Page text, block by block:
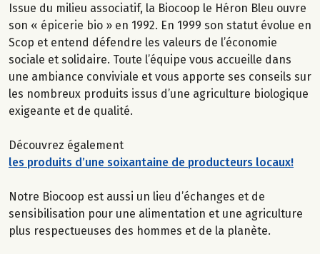
Issue du milieu associatif, la Biocoop le Héron Bleu ouvre
son « épicerie bio » en 1992. En 1999 son statut évolue en
Scop et entend défendre les valeurs de l’économie
sociale et solidaire. Toute l’équipe vous accueille dans
une ambiance conviviale et vous apporte ses conseils sur
les nombreux produits issus d’une agriculture biologique
exigeante et de qualité.
Découvrez également
les produits d’une soixantaine de producteurs locaux!
Notre Biocoop est aussi un lieu d’échanges et de
sensibilisation pour une alimentation et une agriculture
plus respectueuses des hommes et de la planète.